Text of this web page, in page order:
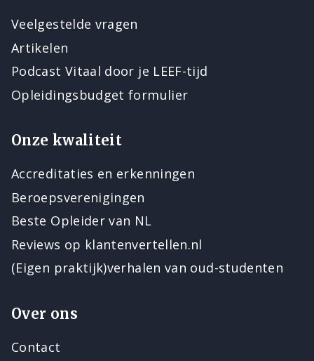
Veelgestelde vragen
Artikelen
Podcast Vitaal door je LEEF-tijd
Opleidingsbudget formulier
Onze kwaliteit
Accreditaties en erkenningen
Beroepsverenigingen
Beste Opleider van NL
Reviews op klantenvertellen.nl
(Eigen praktijk)verhalen van oud-studenten
Over ons
Contact